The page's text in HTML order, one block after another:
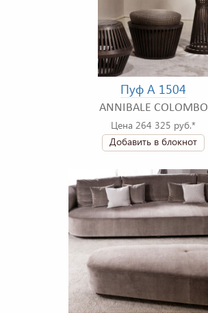
Пуф A 1504
ANNIBALE COLOMBO
Цена 264 325 руб.*
Добавить в блокнот